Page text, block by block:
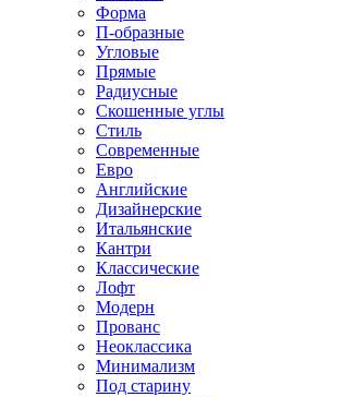
Форма
П-образные
Угловые
Прямые
Радиусные
Скошенные углы
Стиль
Современные
Евро
Английские
Дизайнерские
Итальянские
Кантри
Классические
Лофт
Модерн
Прованс
Неоклассика
Минимализм
Под старину